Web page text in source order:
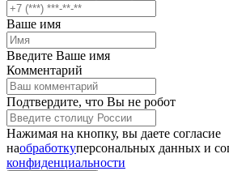
Ваше имя
Введите Ваше имя
Комментарий
Подтвердите, что Вы не робот
Нажимая на кнопку, вы даете согласие
наобработкуперсональных данных и
конфиденциальности